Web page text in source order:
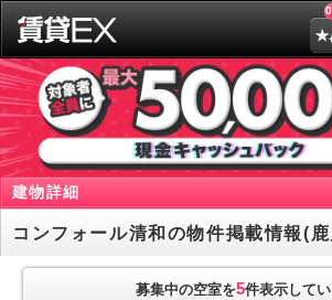
0
建物詳細
コンフォール清和の物件掲載情報(
募集中の空室を5件表示して